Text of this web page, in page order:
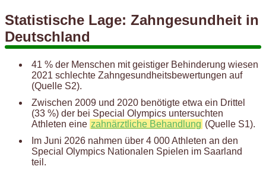
Statistische Lage: Zahngesundheit in
Deutschland
41 % der Menschen mit geistiger Behinderung wiesen
2021 schlechte Zahngesundheitsbewertungen auf
(Quelle S2).
Zwischen 2009 und 2020 benötigte etwa ein Drittel
(33 %) der bei Special Olympics untersuchten
Athleten eine zahnärztliche Behandlung (Quelle S1).
Im Juni 2026 nahmen über 4 000 Athleten an den
Special Olympics Nationalen Spielen im Saarland
teil.